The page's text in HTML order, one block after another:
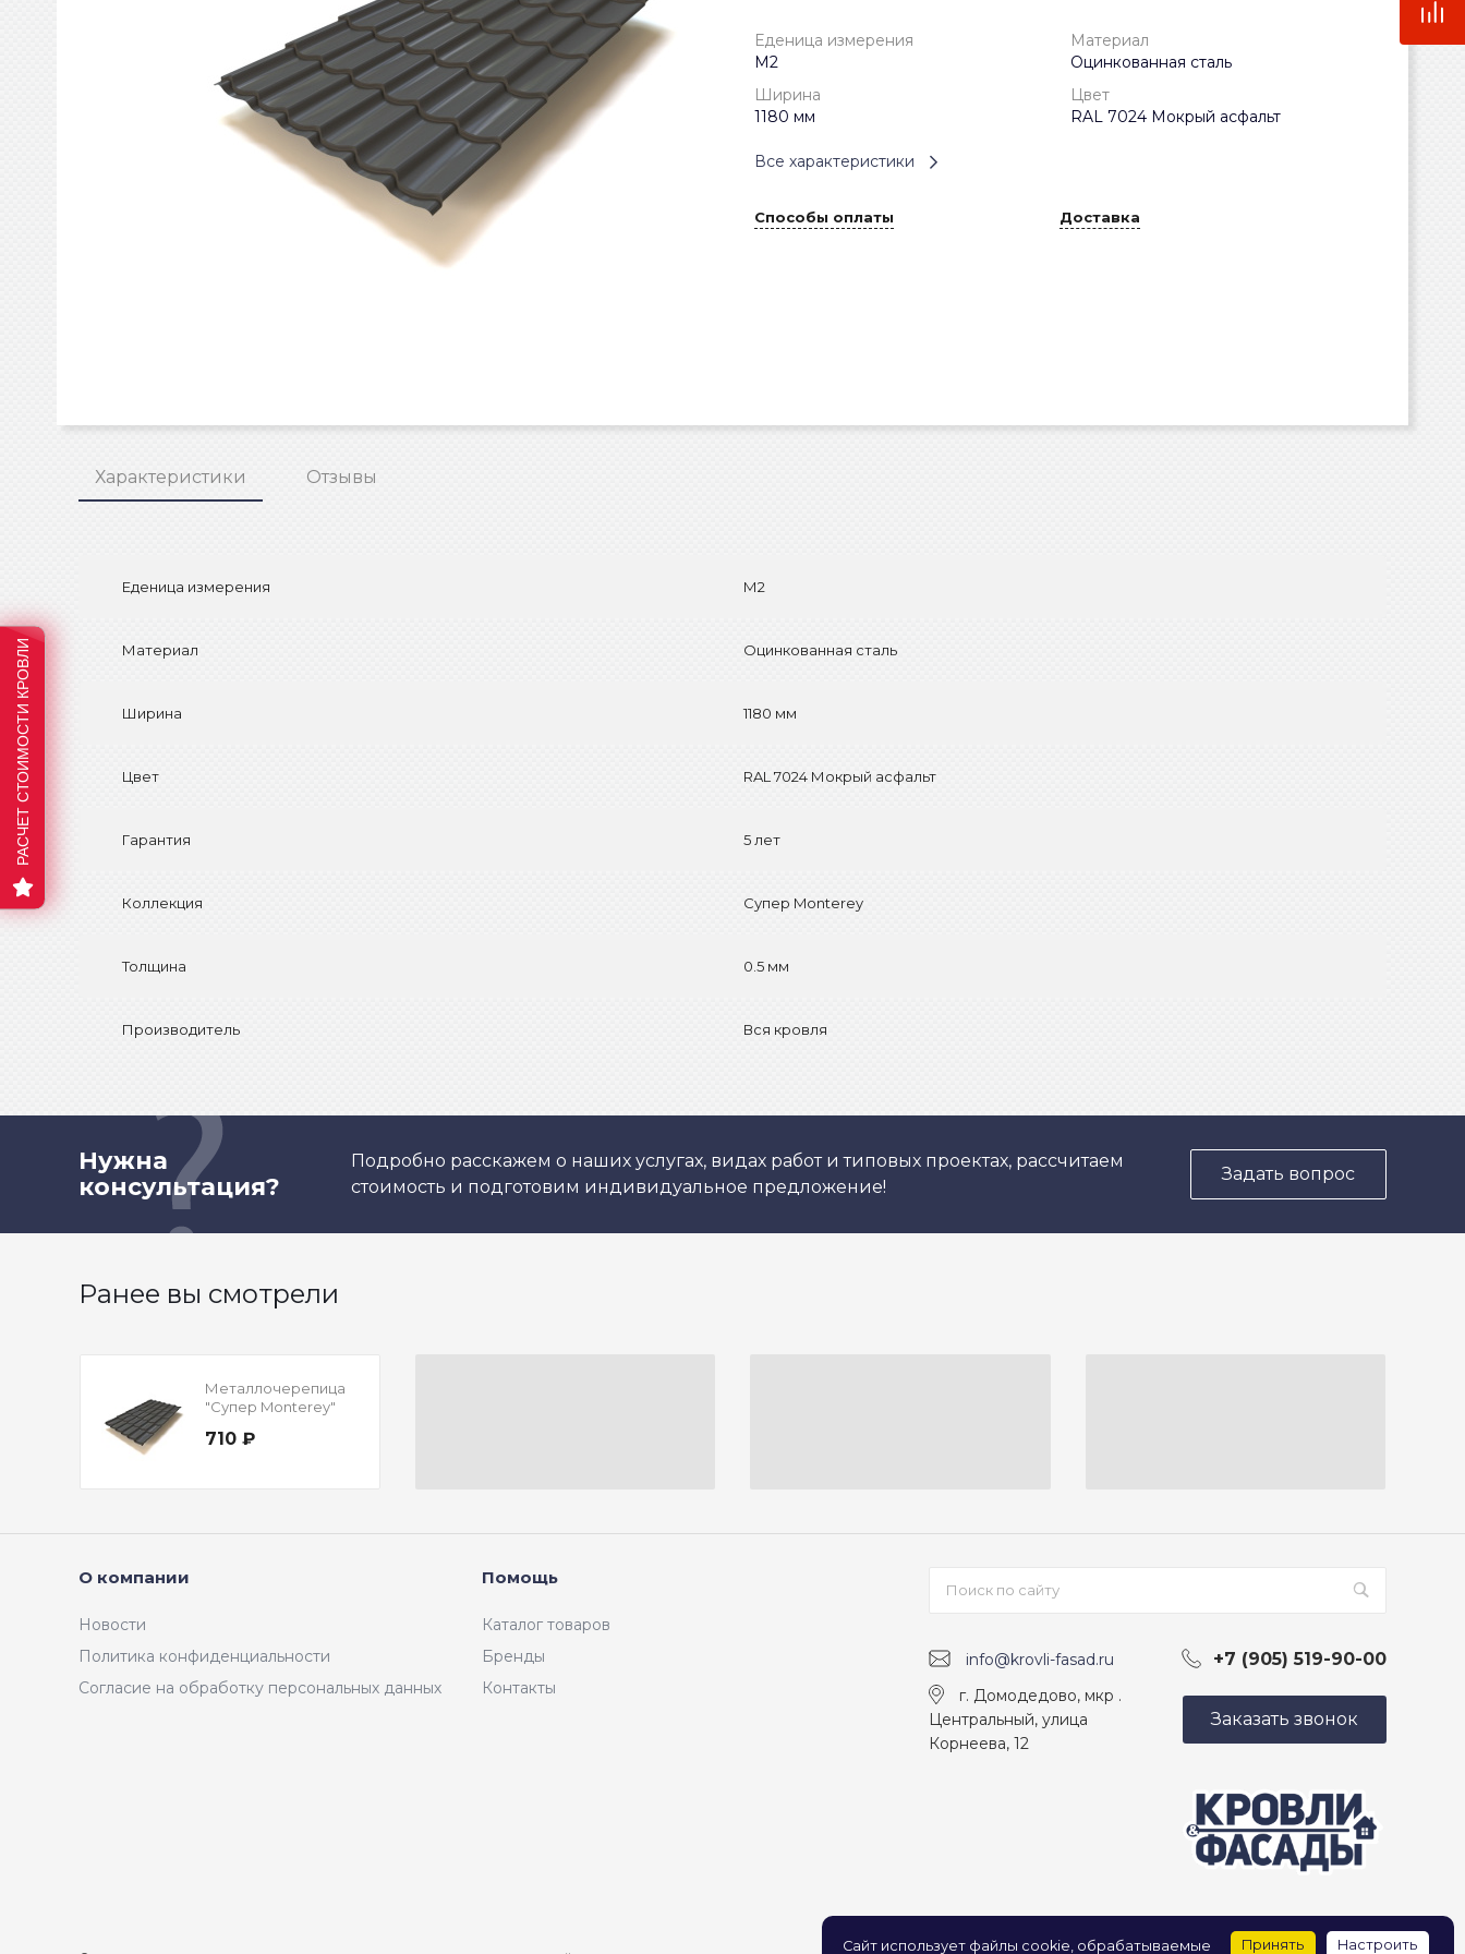
Еденица измерения
М2
Материал
Оцинкованная сталь
Ширина
1180 мм
Цвет
RAL 7024 Мокрый асфальт
Все характеристики
Способы оплаты Доставка
Характеристики Отзывы
Еденица измерения М2
Материал Оцинкованная сталь
Ширина 1180 мм
Цвет RAL 7024 Мокрый асфальт
Гарантия 5 лет
Коллекция Супер Monterey
Толщина 0.5 мм
Производитель Вся кровля
Нужна
консультация?
Подробно расскажем о наших услугах, видах работ и типовых проектах, рассчитаем
стоимость и подготовим индивидуальное предложение!
Задать вопрос
Ранее вы смотрели
Металлочерепица
"Супер Monterey"
Односторонний RAL
710 ₽
О компании
Новости
Политика конфиденциальности
Согласие на обработку персональных данных
Помощь
Каталог товаров
Бренды
Контакты
info@krovli-fasad.ru +7 (905) 519-90-00
г. Домодедово, мкр .
Центральный, улица
Корнеева, 12
Заказать звонок
Сайт использует файлы cookie, обрабатываемые Принять Настроить
РАСЧЕТ СТОИМОСТИ КРОВЛИ